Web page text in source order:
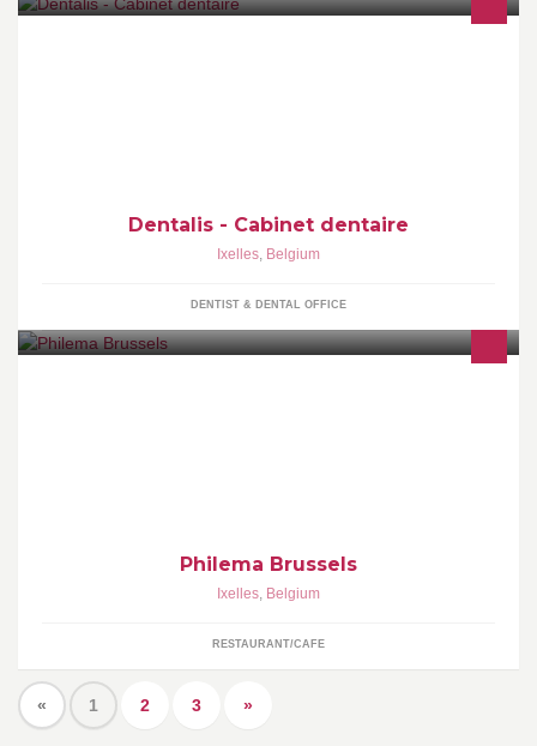
Dentalis - Cabinet dentaire
Ixelles, Belgium
DENTIST & DENTAL OFFICE
Philema Brussels
Ixelles, Belgium
RESTAURANT/CAFE
« 1 2 3 »